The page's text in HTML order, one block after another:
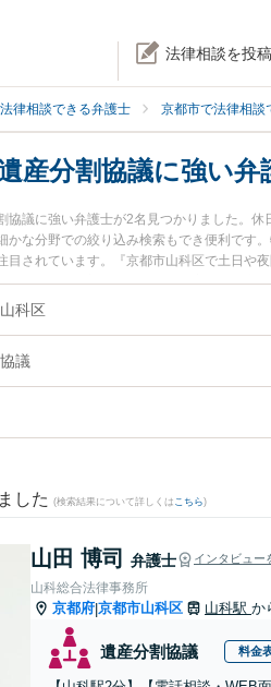
法律相談を投
律相談できる弁護士 京都市で法律相談
産分割協議に強い弁
協議に強い弁護士が2名見つかりました。
かな分野での絞り込み検索もでき便利です
目されています。『京都市山科区で土日や
索したい』『初回相談無料で遺産分割協議
科区
議
した (検索結果について詳しくは こちら)
山田 博司 弁護士 インタビュー
山科総合法律事務所
京都府|京都市山科区 山科駅 か
遺産分割協議 料金